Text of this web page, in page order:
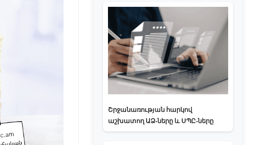
Շրջանառության հարկով
աշխատող ԱՁ-ները և ՍՊԸ-ները